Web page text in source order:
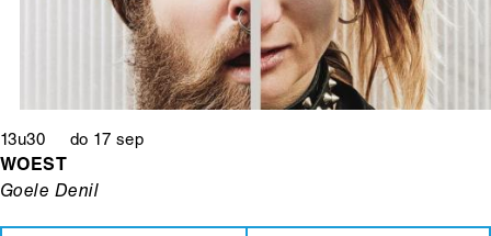
13u30 do 17 sep
WOEST
Goele Denil